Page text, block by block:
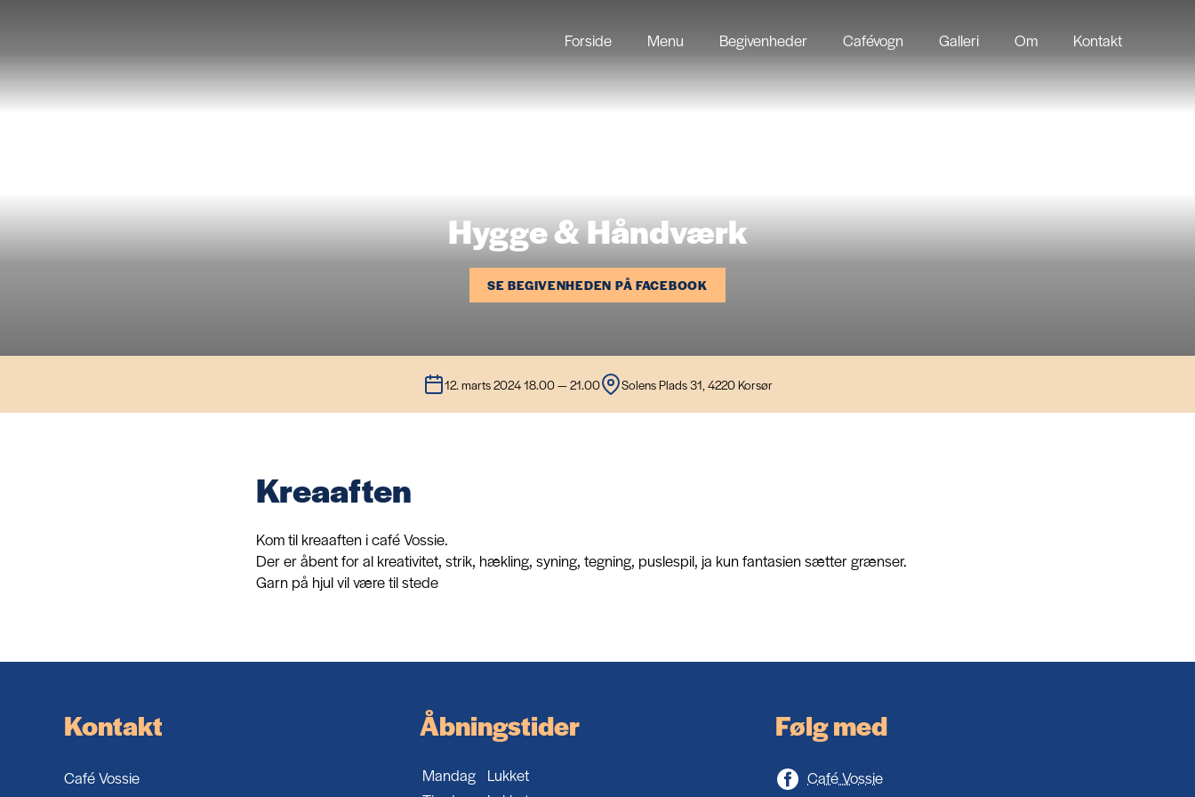
Forside Menu Begivenheder Cafévogn Galleri Om Kontakt
Hygge & Håndværk
SE BEGIVENHEDEN PÅ FACEBOOK
12. marts 2024 18.00 — 21.00 Solens Plads 31, 4220 Korsør
Kreaaften
Kom til kreaaften i café Vossie.
Der er åbent for al kreativitet, strik, hækling, syning, tegning, puslespil, ja kun fantasien sætter grænser.
Garn på hjul vil være til stede
Kontakt
Café Vossie
Åbningstider
Mandag Lukket
Følg med
Café Vossie